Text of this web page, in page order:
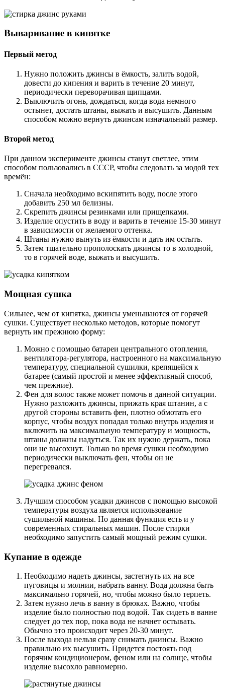
Вываривание в кипятке
Первый метод
Нужно положить джинсы в ёмкость, залить водой,
довести до кипения и варить в течение 20 минут,
периодически переворачивая щипцами.
Выключить огонь, дождаться, когда вода немного
остынет, достать штаны, выжать и высушить. Данным
способом можно вернуть джинсам изначальный размер.
Второй метод
При данном эксперименте джинсы станут светлее, этим
способом пользовались в СССР, чтобы следовать за модой тех
времён:
Сначала необходимо вскипятить воду, после этого
добавить 250 мл белизны.
Скрепить джинсы резинками или прищепками.
Изделие опустить в воду и варить в течение 15-30 минут
в зависимости от желаемого оттенка.
Штаны нужно вынуть из ёмкости и дать им остыть.
Затем тщательно прополоскать джинсы то в холодной,
то в горячей воде, выжать и высушить.
Мощная сушка
Сильнее, чем от кипятка, джинсы уменьшаются от горячей
сушки. Существует несколько методов, которые помогут
вернуть им прежнюю форму:
Можно с помощью батареи центрального отопления,
вентилятора-регулятора, настроенного на максимальную
температуру, специальной сушилки, крепящейся к
батарее (самый простой и менее эффективный способ,
чем прежние).
Фен для волос также может помочь в данной ситуации.
Нужно разложить джинсы, прижать края штанин, а с
другой стороны вставить фен, плотно обмотать его
корпус, чтобы воздух попадал только внутрь изделия и
включить на максимальную температуру и мощность,
штаны должны надуться. Так их нужно держать, пока
они не высохнут. Только во время сушки необходимо
периодически выключать фен, чтобы он не
перегревался.
Лучшим способом усадки джинсов с помощью высокой
температуры воздуха является использование
сушильной машины. Но данная функция есть и у
современных стиральных машин. После стирки
необходимо запустить самый мощный режим сушки.
Купание в одежде
Необходимо надеть джинсы, застегнуть их на все
пуговицы и молнии, набрать ванну. Вода должна быть
максимально горячей, но, чтобы можно было терпеть.
Затем нужно лечь в ванну в брюках. Важно, чтобы
изделие было полностью под водой. Так сидеть в ванне
следует до тех пор, пока вода не начнет остывать.
Обычно это происходит через 20-30 минут.
После выхода нельзя сразу снимать джинсы. Важно
правильно их высушить. Придется постоять под
горячим кондиционером, феном или на солнце, чтобы
изделие высохло равномерно.